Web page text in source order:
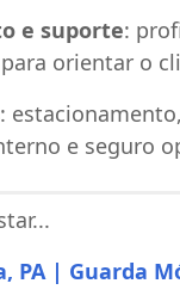
e suporte:
orientar o
:
e seguro
PA | Guarda